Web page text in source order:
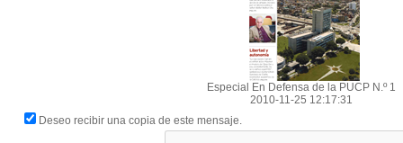
Especial En Defensa de la PUCP N.º 1
2010-11-25 12:17:31
Deseo recibir una copia de este mensaje.